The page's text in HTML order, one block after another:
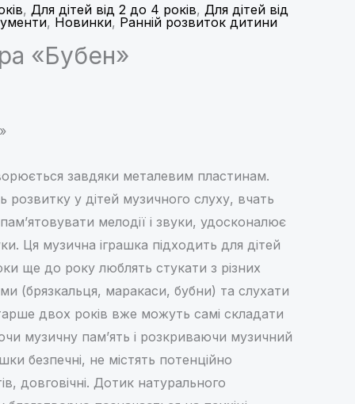
, Для дітей від 2 до 4 років, Для дітей від
, Новинки, Ранній розвиток дитини
«Бубен»
завдяки металевим пластинам.
у дітей музичного слуху, вчать
мелодії і звуки, удосконалює
Ця музична іграшка підходить для дітей
ще до року люблять стукати з різних
(брязкальця, маракаси, бубни) та слухати
двох років вже можуть самі складати
музичну пам’ять і розкриваючи музичний
безпечні, не містять потенційно
довговічні. Дотик натурального